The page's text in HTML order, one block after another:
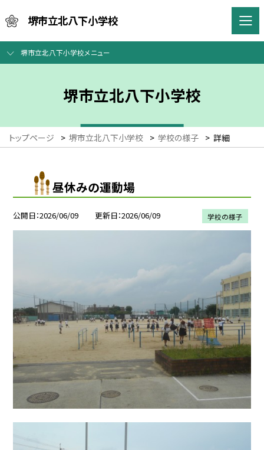
堺市立北八下小学校
堺市立北八下小学校メニュー
堺市立北八下小学校
トップページ > 堺市立北八下小学校 > 学校の様子 > 詳細
昼休みの運動場
公開日 2026/06/09 更新日 2026/06/09 学校の様子